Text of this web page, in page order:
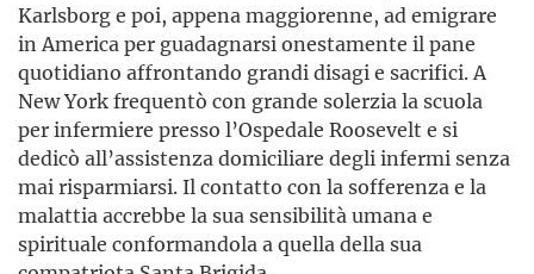
Karlsborg e poi, appena maggio­renne, ad emigrare
in America per guadagnarsi onesta­mente il pane
quotidiano affrontando grandi disagi e sacrifici. A
New York fre­quentò con grande solerzia la scuola
per infermiere presso l’Ospe­dale Roosevelt e si
dedicò all’assistenza domiciliare degli infermi senza
mai risparmiarsi. Il contatto con la sofferenza e la
malattia accrebbe la sua sensibilità umana e
spirituale conformandola a quella della sua